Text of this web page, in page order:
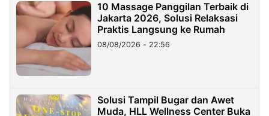
10 Massage Panggilan Terbaik di
Jakarta 2026, Solusi Relaksasi
Praktis Langsung ke Rumah
08/08/2026 - 22:56
Solusi Tampil Bugar dan Awet
Muda, HLL Wellness Center Buka